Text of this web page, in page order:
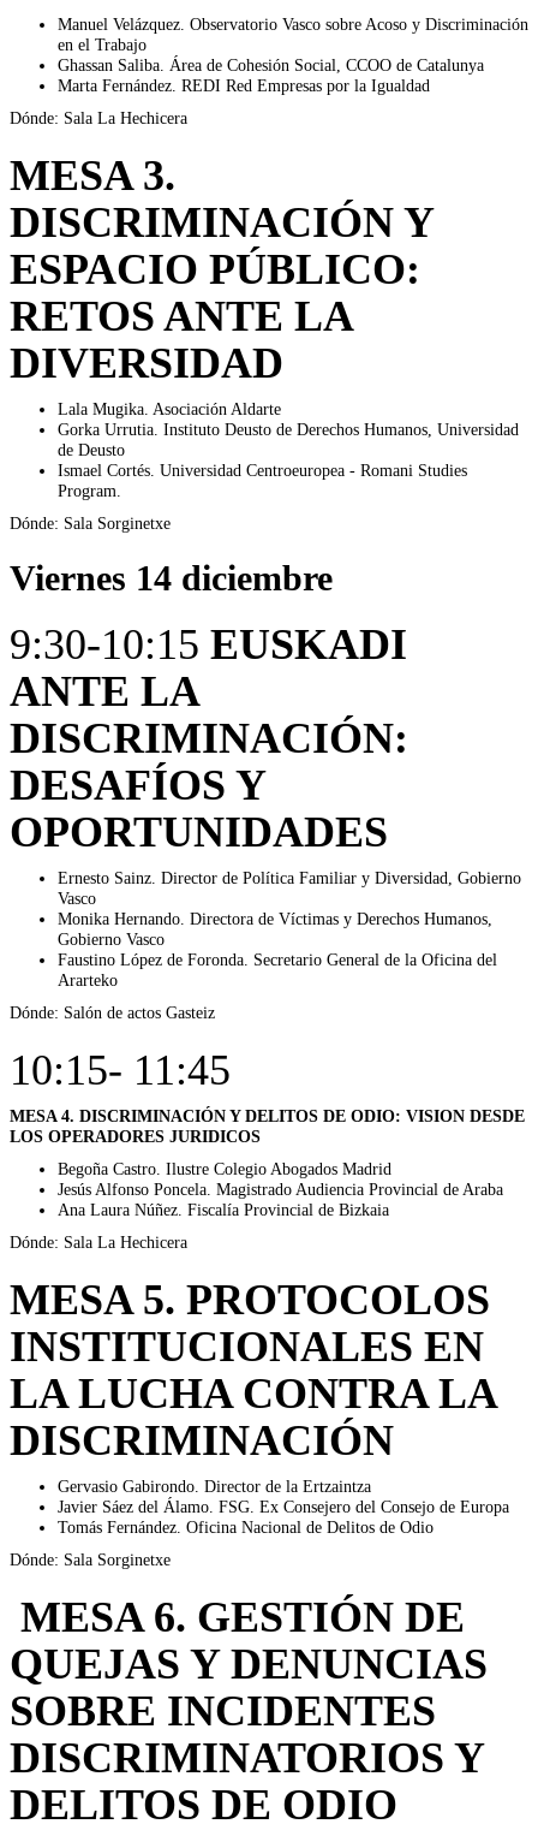
Manuel Velázquez. Observatorio Vasco sobre Acoso y Discriminación
en el Trabajo
Ghassan Saliba. Área de Cohesión Social, CCOO de Catalunya
Marta Fernández. REDI Red Empresas por la Igualdad
Dónde: Sala La Hechicera
MESA 3.
DISCRIMINACIÓN Y
ESPACIO PÚBLICO:
RETOS ANTE LA
DIVERSIDAD
Lala Mugika. Asociación Aldarte
Gorka Urrutia. Instituto Deusto de Derechos Humanos, Universidad
de Deusto
Ismael Cortés. Universidad Centroeuropea - Romani Studies
Program.
Dónde: Sala Sorginetxe
Viernes 14 diciembre
9:30-10:15 EUSKADI
ANTE LA
DISCRIMINACIÓN:
DESAFÍOS Y
OPORTUNIDADES
Ernesto Sainz. Director de Política Familiar y Diversidad, Gobierno
Vasco
Monika Hernando. Directora de Víctimas y Derechos Humanos,
Gobierno Vasco
Faustino López de Foronda. Secretario General de la Oficina del
Ararteko
Dónde: Salón de actos Gasteiz
10:15- 11:45
MESA 4. DISCRIMINACIÓN Y DELITOS DE ODIO: VISION DESDE
LOS OPERADORES JURIDICOS
Begoña Castro. Ilustre Colegio Abogados Madrid
Jesús Alfonso Poncela. Magistrado Audiencia Provincial de Araba
Ana Laura Núñez. Fiscalía Provincial de Bizkaia
Dónde: Sala La Hechicera
MESA 5. PROTOCOLOS
INSTITUCIONALES EN
LA LUCHA CONTRA LA
DISCRIMINACIÓN
Gervasio Gabirondo. Director de la Ertzaintza
Javier Sáez del Álamo. FSG. Ex Consejero del Consejo de Europa
Tomás Fernández. Oficina Nacional de Delitos de Odio
Dónde: Sala Sorginetxe
MESA 6. GESTIÓN DE
QUEJAS Y DENUNCIAS
SOBRE INCIDENTES
DISCRIMINATORIOS Y
DELITOS DE ODIO